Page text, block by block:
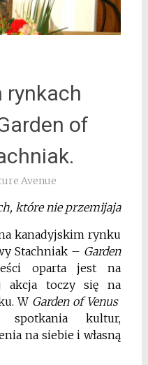
rynkach
of
Avenue
które nie przemijaja
kanadyjskim rynku
Stachniak – Garden
oparta jest na
akcja toczy się na
W Garden of Venus
spotkania kultur,
na siebie i własną